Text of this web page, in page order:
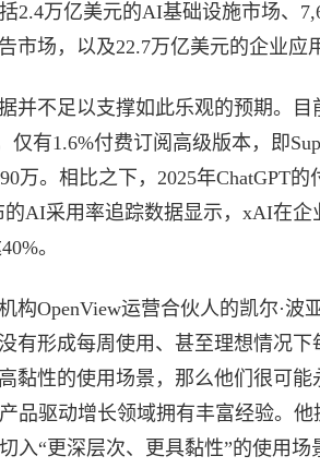
2.4万亿美元的AI基础设施市场、
市场，以及22.7万亿美元的企业应
并不足以支撑如此乐观的预期。
仅有1.6%付费订阅高级版本，即
万。相比之下，2025年ChatGPT
的AI采用率追踪数据显示，xAI在企
。
构OpenView运营合伙人的凯尔·波
有形成每周使用、甚至理想情况
黏性的使用场景，那么他们很可
品驱动增长领域拥有丰富经验。
入“更深层次、更具黏性”的使用